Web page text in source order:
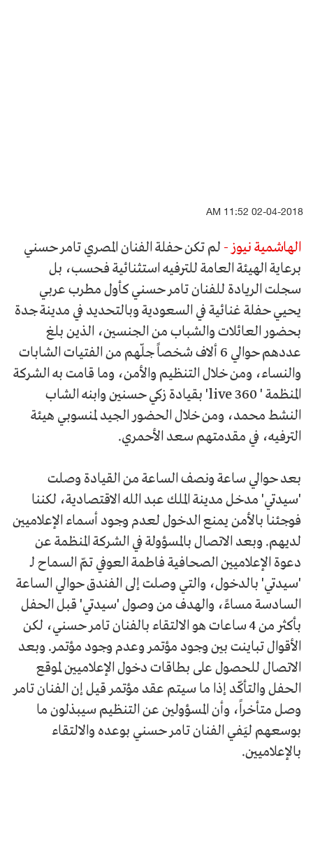
02-04-2018 11:52 AM
الهاشمية نيوز - لم تكن حفلة الفنان المصري تامر حسني
برعاية الهيئة العامة للترفيه استثنائية فحسب، بل
سجلت الريادة للفنان تامر حسني كأول مطرب عربي
يحيي حفلة غنائية في السعودية وبالتحديد في مدينة جدة
بحضور العائلات والشباب من الجنسين، الذين بلغ
عددهم حوالي 6 ألاف شخصاً جلّهم من الفتيات الشابات
والنساء، ومن خلال التنظيم والأمن، وما قامت به الشركة
المنظمة ' 360 live' بقيادة زكي حسنين وابنه الشاب
النشط محمد، ومن خلال الحضور الجيد لمنسوبي هيئة
الترفيه، في مقدمتهم سعد الأحمري.
بعد حوالي ساعة ونصف الساعة من القيادة وصلت
'سيدتي' مدخل مدينة الملك عبد الله الاقتصادية، لكننا
فوجئنا بالأمن يمنع الدخول لعدم وجود أسماء الإعلاميين
لديهم. وبعد الاتصال بالمسؤولة في الشركة المنظمة عن
دعوة الإعلاميين الصحافية فاطمة العوفي تمّ السماح لـ
'سيدتي' بالدخول، والتي وصلت إلى الفندق حوالي الساعة
السادسة مساءً، والهدف من وصول 'سيدتي' قبل الحفل
بأكثر من 4 ساعات هو الالتقاء بالفنان تامر حسني، لكن
الأقوال تباينت بين وجود مؤتمر وعدم وجود مؤتمر. وبعد
الاتصال للحصول على بطاقات دخول الإعلاميين لموقع
الحفل والتأكّد إذا ما سيتم عقد مؤتمر قيل إن الفنان تامر
وصل متأخراً، وأن المسؤولين عن التنظيم سيبذلون ما
بوسعهم ليَفي الفنان تامر حسني بوعده والالتقاء
بالإعلاميين.